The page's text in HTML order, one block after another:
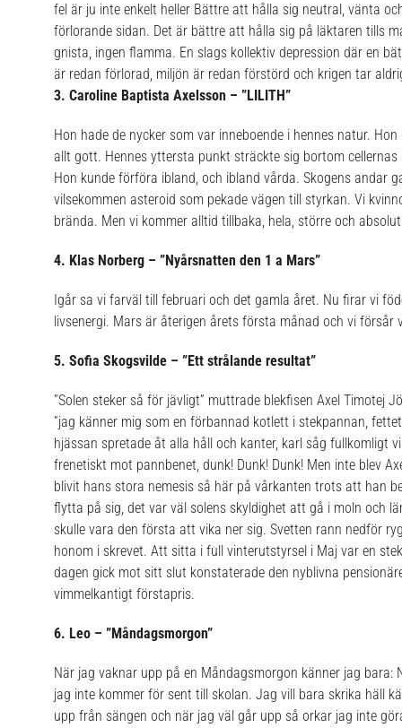
fel är ju inte enkelt heller Bättre att hålla sig neutral, vänta
förlorande sidan. Det är bättre att hålla sig på läktaren tills
gnista, ingen flamma. En slags kollektiv depression där en
är redan förlorad, miljön är redan förstörd och krigen tar
3. Caroline Baptista Axelsson – ”LILITH”
Hon hade de nycker som var inneboende i hennes natur.
allt gott. Hennes yttersta punkt sträckte sig bortom
Hon kunde förföra ibland, och ibland vårda. Skogens andar
vilsekommen asteroid som pekade vägen till styrkan. Vi
brända. Men vi kommer alltid tillbaka, hela, större och
4. Klas Norberg – ”Nyårsnatten den 1 a Mars”
Igår sa vi farväl till februari och det gamla året. Nu firar vi
livsenergi. Mars är återigen årets första månad och vi försår
5. Sofia Skogsvilde – ”Ett strålande resultat”
”Solen steker så för jävligt” muttrade blekfisen Axel Timotej
”jag känner mig som en förbannad kotlett i stekpannan,
hjässan spretade åt alla håll och kanter, karl såg fullkomligt
frenetiskt mot pannbenet, dunk! Dunk! Dunk! Men inte blev
blivit hans stora nemesis så här på vårkanten trots att han
flytta på sig, det var väl solens skyldighet att gå i moln och
skulle vara den första att vika ner sig. Svetten rann nedför
honom i skrevet. Att sitta i full vinterutstyrsel i Maj var en
dagen gick mot sitt slut konstaterade den nyblivna
vimmelkantigt förstapris.
6. Leo – ”Måndagsmorgon”
När jag vaknar upp på en Måndagsmorgon känner jag
jag inte kommer för sent till skolan. Jag vill bara skrika häll
upp från sängen och när jag väl går upp så orkar jag inte